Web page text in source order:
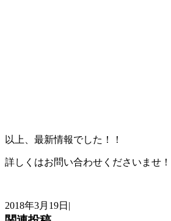
以上、最新情報でした！！
詳しくはお問い合わせくださいませ！
2018年3月19日 |